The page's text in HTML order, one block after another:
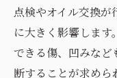
点検やオイル交換
に大きく影響しま
できる傷、凹みなど
断することが求めら